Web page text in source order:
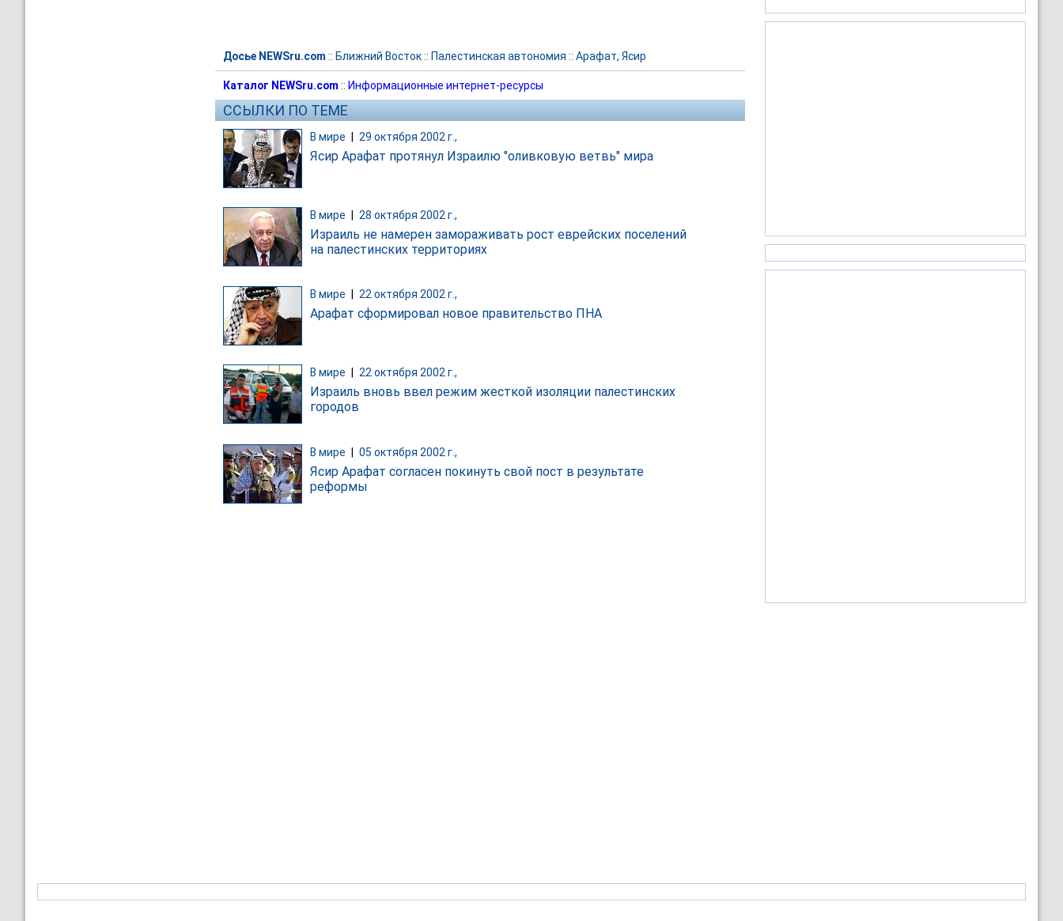
Досье NEWSru.com :: Ближний Восток:: Палестинская автономия :: Арафат, Ясир
Каталог NEWSru.com :: Информационные интернет-ресурсы
ССЫЛКИ ПО ТЕМЕ
В мире 29 октября 2002 г.,
Ясир Арафат протянул Израилю "оливковую ветвь" мира
В мире 28 октября 2002 г.,
Израиль не намерен замораживать рост еврейских поселений
на палестинских территориях
В мире 22 октября 2002 г.,
Арафат сформировал новое правительство ПНА
В мире 22 октября 2002 г.,
Израиль вновь ввел режим жесткой изоляции палестинских
городов
В мире | 05 октября 2002 г.,
Ясир Арафат согласен покинуть свой пост в результате
реформы